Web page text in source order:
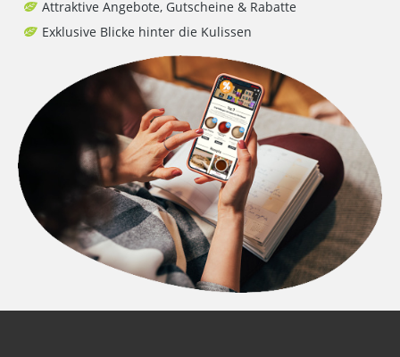
Attraktive Angebote, Gutscheine & Rabatte
Exklusive Blicke hinter die Kulissen